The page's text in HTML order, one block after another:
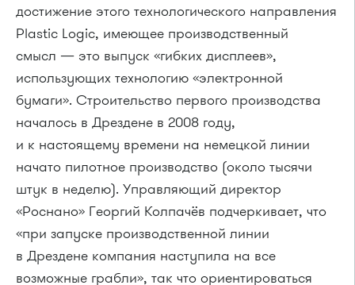
достижение этого технологического направления
Plastic Logic, имеющее производственный
смысл — это выпуск «гибких дисплеев»,
использующих технологию «электронной
бумаги». Строительство первого производства
началось в Дрездене в 2008 году,
и к настоящему времени на немецкой линии
начато пилотное производство (около тысячи
штук в неделю). Управляющий директор
«Роснано» Георгий Колпачёв подчеркивает, что
«при запуске производственной линии
в Дрездене компания наступила на все
возможные грабли», так что ориентироваться